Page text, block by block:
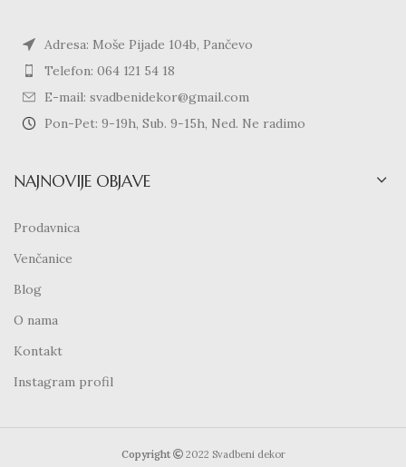
Adresa: Moše Pijade 104b, Pančevo
Telefon: 064 121 54 18
E-mail: svadbenidekor@gmail.com
Pon-Pet: 9-19h, Sub. 9-15h, Ned. Ne radimo
NAJNOVIJE OBJAVE
Prodavnica
Venčanice
Blog
O nama
Kontakt
Instagram profil
Copyright 2022 Svadbeni dekor